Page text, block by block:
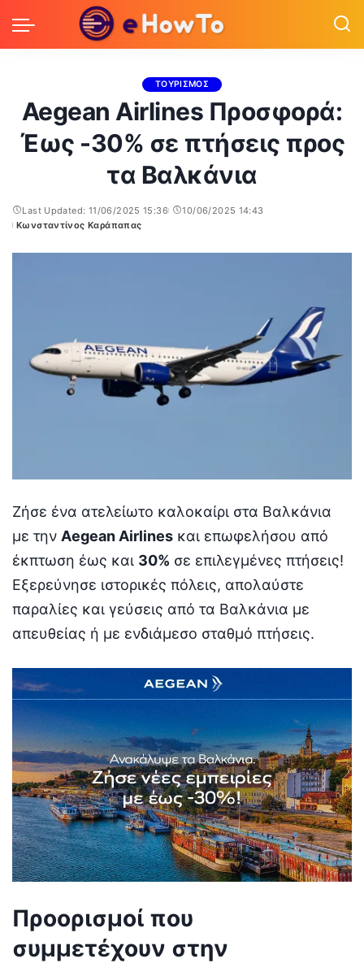
ΤΟΥΡΙΣΜΟΣ
Aegean Airlines Προσφορά:
Έως -30% σε πτήσεις προς
τα Βαλκάνια
Last Updated: 11/06/2025 15:36
10/06/2025 14:43
Posted
Κωνσταντίνος Καράπαπας
Ζήσε ένα ατελείωτο καλοκαίρι στα Βαλκάνια
με την Aegean Airlines και επωφελήσου από
έκπτωση έως και 30% σε επιλεγμένες πτήσεις!
Εξερεύνησε ιστορικές πόλεις, απολαύστε
παραλίες και γεύσεις από τα Βαλκάνια με
απευθείας ή με ενδιάμεσο σταθμό πτήσεις.
Προορισμοί που
συμμετέχουν στην